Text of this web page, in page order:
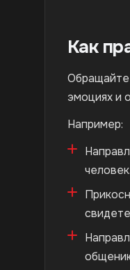
Как
Обращайте
эмоциях и
Например:
человек.